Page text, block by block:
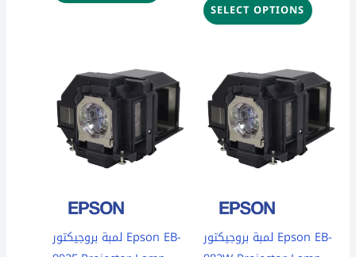
SELECT OPTIONS
لمبة بروجيكتور Epson EB-
3,850 EGP
through
4,450 EGP
product
has
multiple
variants.
be
chosen
لمبة بروجيكتور Epson EB-
range:
3,850
4,450
product
has
multiple
be
chosen